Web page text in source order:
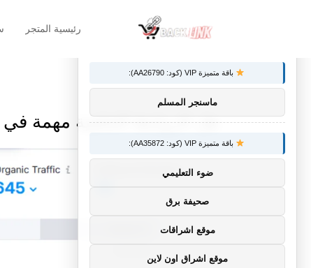
رئيسية المتجر
هل الروابط الخلفية مهمة في عام
باقة متميزة VIP (كود: AA26790):
ماسنجر المسلم
باقة متميزة VIP (كود: AA35872):
ضوء التعليمي
صحيفة برق
موقع اشراقات
موقع اشراق اون لاين